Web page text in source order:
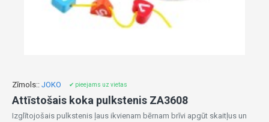
Zīmols:: JOKO ✔ pieejams uz vietas
Attīstošais koka pulkstenis ZA3608
Izglītojošais pulkstenis ļaus ikvienam bērnam brīvi apgūt skaitļus un